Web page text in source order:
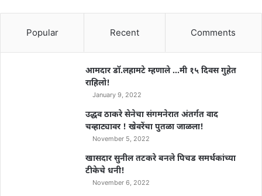
Popular Recent Comments
आमदार डॉ.लहामटे म्हणाले …मी १५ दिवस गुहेत
राहिलो!
January 9, 2022
उद्धव ठाकरे सेनेचा संगमनेरात अंतर्गत वाद
चव्हाट्यावर ! खेवरेंचा पुतळा जाळला!
November 5, 2022
खासदार सुनील तटकरे बनले पिचड समर्थकांच्या
टीकेचे धनी!
November 6, 2022